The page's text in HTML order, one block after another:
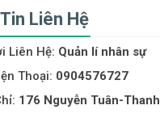
Liên Hệ
Liên Hệ: Quản lí nhân sự
Thoại: 0904576727
176 Nguyễn Tuân-